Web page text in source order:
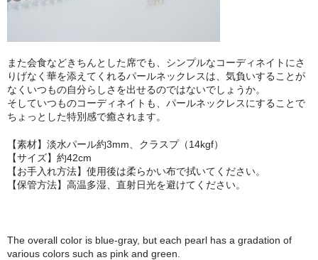
また会食などきちんとした席でも、シンプルなコーディネイトにさ
りげなく華を添えてくれるパールネックレスは、気負いすることが
なくいつもの自分らしさを出せるのではないでしょうか。
そしていつものコーディネイトも、パールネックレスにすることで
ちょっとした特別感で癒されます。
【素材】淡水パール約3mm、クラスプ（14kgf）
【サイズ】約42cm
【お手入れ方法】使用後は柔らかい布で拭いてください。
【保管方法】高温多湿、直射日光を避けてください。
The overall color is blue-gray, but each pearl has a gradation of
various colors such as pink and green.